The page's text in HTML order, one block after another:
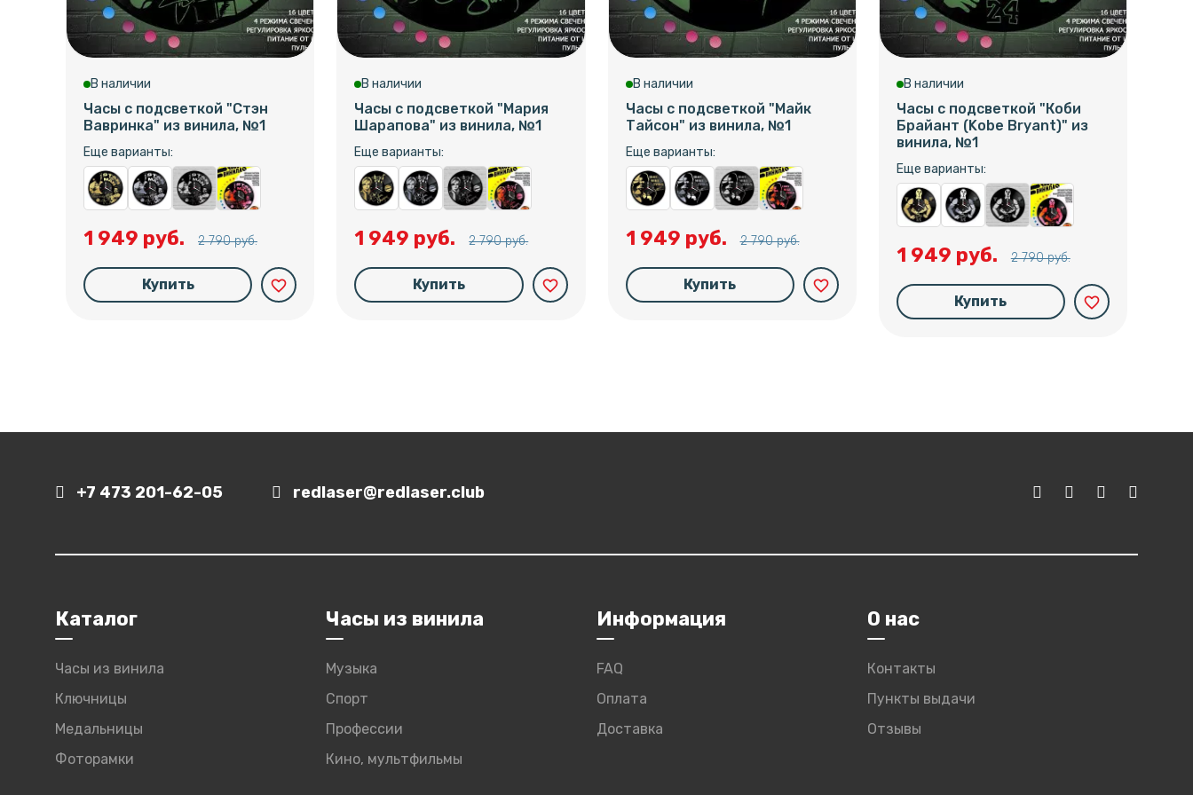
В наличии
Часы с подсветкой "Стэн
Вавринка" из винила, №1
Еще варианты:
1 949 руб. 2 790 руб.
Купить favorite_border
В наличии
Часы с подсветкой "Мария
Шарапова" из винила, №1
Еще варианты:
1 949 руб. 2 790 руб.
Купить favorite_border
В наличии
Часы с подсветкой "Майк
Тайсон" из винила, №1
Еще варианты:
1 949 руб. 2 790 руб.
Купить favorite_border
В наличии
Часы с подсветкой "Коби
Брайант (Kobe Bryant)" из
винила, №1
Еще варианты:
1 949 руб. 2 790 руб.
Купить favorite_border
+7 473 201-62-05 redlaser@redlaser.club
Каталог
Часы из винила
Ключницы
Медальницы
Фоторамки
Часы из винила
Музыка
Спорт
Профессии
Кино, мультфильмы
Информация
FAQ
Оплата
Доставка
О нас
Контакты
Пункты выдачи
Отзывы